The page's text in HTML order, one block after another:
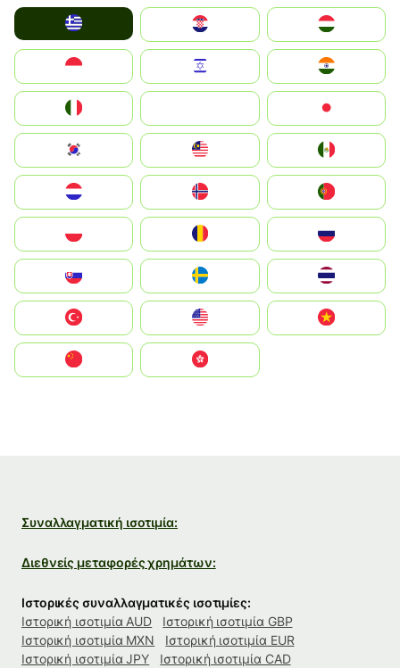
Magyarország
South Korea
United States
中國香港特別行政區
Συναλλαγματική ισοτιμία:
Διεθνείς μεταφορές χρημάτων:
Ιστορικές συναλλαγματικές ισοτιμίες:
Ιστορική ισοτιμία AUD
Ιστορική ισοτιμία GBP
Ιστορική ισοτιμία MXN
Ιστορική ισοτιμία EUR
Ιστορική ισοτιμία JPY
Ιστορική ισοτιμία CAD